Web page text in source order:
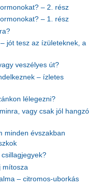
– 2. rész
– 1. rész
jót tesz az ízületeknek, a
veszélyes út?
– ízletes
lélegezni?
vagy csak jól hangzó
minden évszakban
mítosza
– citromos-uborkás